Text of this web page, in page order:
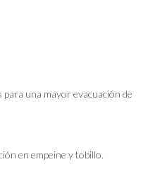
una mayor evacuación de
en empeine y tobillo.